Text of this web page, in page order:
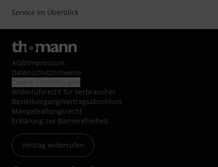
Service im Überblick
AGB/Impressum
Datenschutzhinweise
Widerrufsrecht für Verbraucher
Bestellvorgang/Vertragsabschluss
Mängelhaftungsrecht
Erklärung zur Barrierefreiheit
Vertrag widerrufen